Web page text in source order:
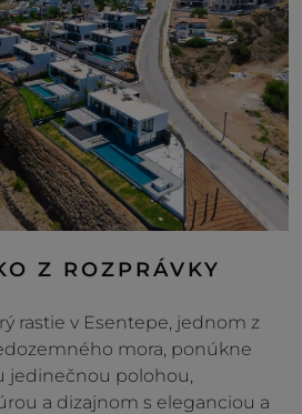
Z ROZPRÁVKY
rastie v Esentepe, jednom z
mora, ponúkne
jedinečnou polohou,
a dizajnom s eleganciou a